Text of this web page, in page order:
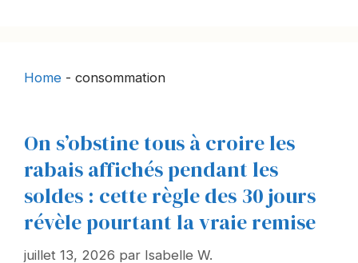
Home - consommation
On s’obstine tous à croire les
rabais affichés pendant les
soldes : cette règle des 30 jours
révèle pourtant la vraie remise
juillet 13, 2026 par Isabelle W.